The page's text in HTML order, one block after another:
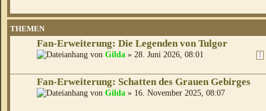
THEMEN
Fan-Erweiterung: Die Legenden von Tulgor
1
von Gilda » 28. Juni 2026, 08:01
Fan-Erweiterung: Schatten des Grauen Gebirges
von Gilda » 16. November 2025, 08:07